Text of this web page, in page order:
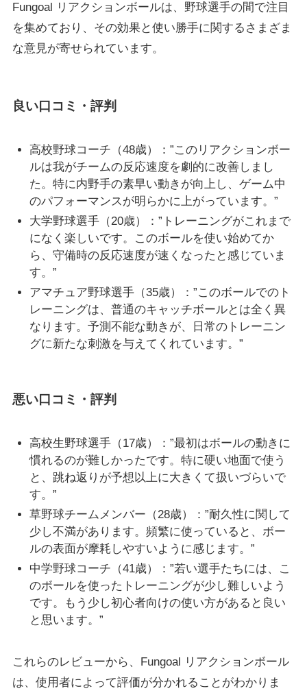
Fungoal リアクションボールは、野球選手の間で注目
を集めており、その効果と使い勝手に関するさまざま
な意見が寄せられています。
良い口コミ・評判
高校野球コーチ（48歳）：”このリアクションボー
ルは我がチームの反応速度を劇的に改善しまし
た。特に内野手の素早い動きが向上し、ゲーム中
のパフォーマンスが明らかに上がっています。”
大学野球選手（20歳）：”トレーニングがこれまで
になく楽しいです。このボールを使い始めてか
ら、守備時の反応速度が速くなったと感じていま
す。”
アマチュア野球選手（35歳）：”このボールでのト
レーニングは、普通のキャッチボールとは全く異
なります。予測不能な動きが、日常のトレーニン
グに新たな刺激を与えてくれています。”
悪い口コミ・評判
高校生野球選手（17歳）：”最初はボールの動きに
慣れるのが難しかったです。特に硬い地面で使う
と、跳ね返りが予想以上に大きくて扱いづらいで
す。”
草野球チームメンバー（28歳）：”耐久性に関して
少し不満があります。頻繁に使っていると、ボー
ルの表面が摩耗しやすいように感じます。”
中学野球コーチ（41歳）：”若い選手たちには、こ
のボールを使ったトレーニングが少し難しいよう
です。もう少し初心者向けの使い方があると良い
と思います。”
これらのレビューから、Fungoal リアクションボール
は、使用者によって評価が分かれることがわかりま